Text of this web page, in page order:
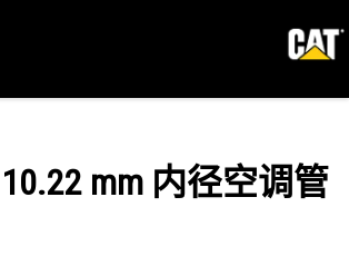
mm 内径空调管